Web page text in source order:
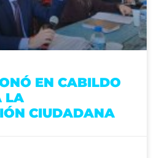
EN CABILDO
LA
CIUDADANA